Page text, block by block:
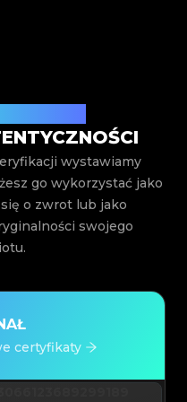
wystawiamy
go wykorzystać jako
o zwrot lub jako
swojego
certyfikaty